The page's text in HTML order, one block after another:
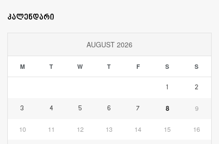
კალენდარი
AUGUST 2026
M T W T F S S
1 2
3 4 5 6 7 8 9
10 11 12 13 14 15 16